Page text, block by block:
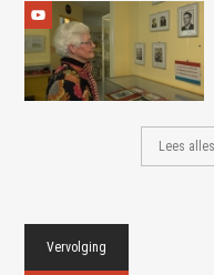
Lees
Vervolging